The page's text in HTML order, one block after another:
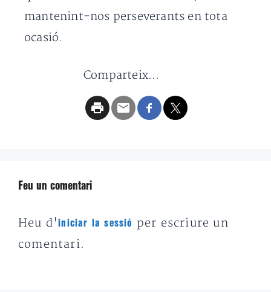
mantenint-nos perseverants en tota
ocasió.
Comparteix...
Feu un comentari
Heu d'iniciar la sessió
per escriure un
comentari.